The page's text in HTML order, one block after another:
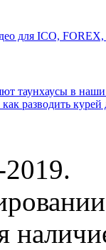
для ICO,
таунхаусы в
разводить курей